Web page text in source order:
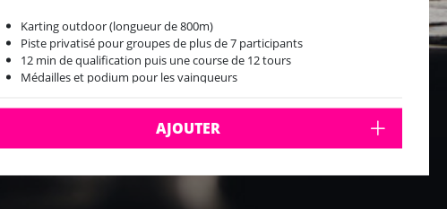
Karting outdoor (longueur de 800m)
Piste privatisé pour groupes de plus de 7 participants
12 min de qualification puis une course de 12 tours
Médailles et podium pour les vainqueurs
min 7 personnes
AJOUTER